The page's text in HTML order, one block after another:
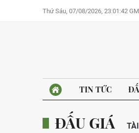
Thứ Sáu, 07/08/2026, 23:01:42
TIN TỨC
ĐẤU GIÁ